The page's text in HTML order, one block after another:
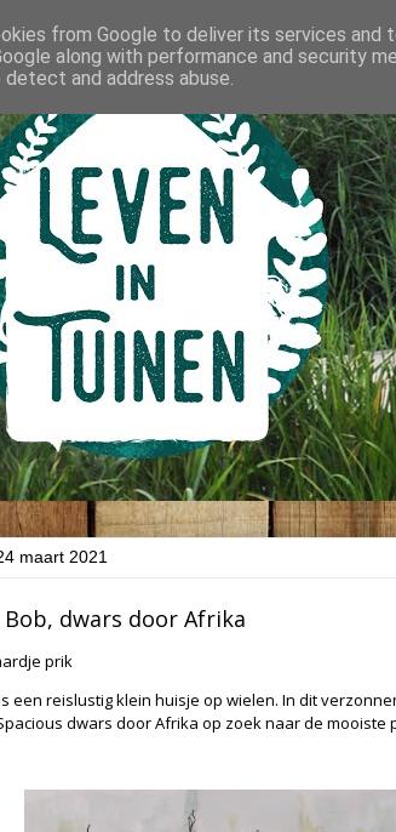
maart 2021
Bob, dwars door Afrika
prik
een reislustig klein huisje op wielen. In dit
dwars door Afrika op zoek naar de mooiste
from Google to deliver its services and
along with performance and security
and address abuse.